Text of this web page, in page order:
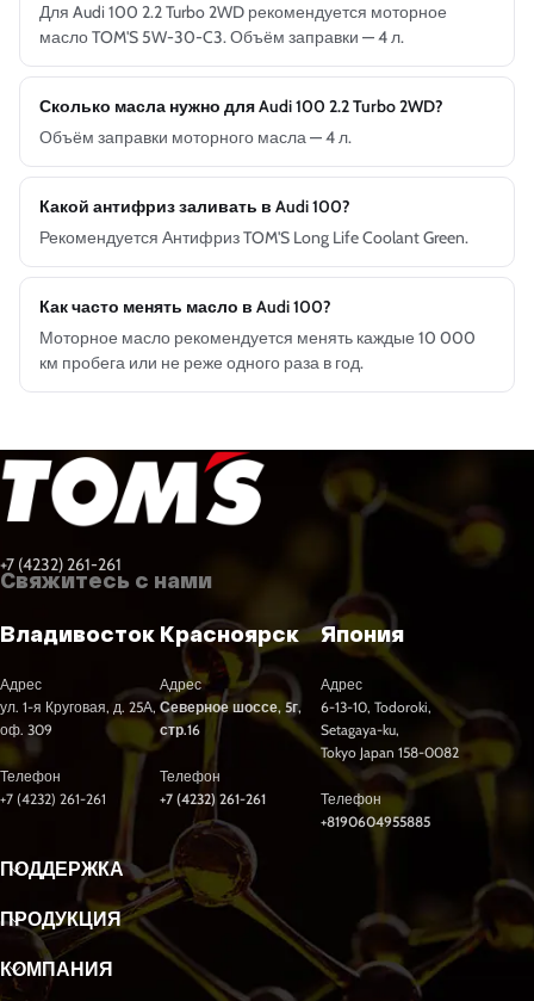
Для Audi 100 2.2 Turbo 2WD рекомендуется моторное
масло TOM'S 5W-30-C3. Объём заправки — 4 л.
Сколько масла нужно для Audi 100 2.2 Turbo 2WD?
Объём заправки моторного масла — 4 л.
Какой антифриз заливать в Audi 100?
Рекомендуется Антифриз TOM'S Long Life Coolant Green.
Как часто менять масло в Audi 100?
Моторное масло рекомендуется менять каждые 10 000
км пробега или не реже одного раза в год.
+7 (4232) 261-261
Свяжитесь с нами
Владивосток
Адрес
ул. 1-я Круговая, д. 25А,
оф. 309
Телефон
+7 (4232) 261-261
Красноярск
Адрес
Северное шоссе, 5г,
стр.16
Телефон
+7 (4232) 261-261
Япония
Адрес
6-13-10, Todoroki,
Setagaya-ku,
Tokyo Japan 158-0082
Телефон
+8190604955885
ПОДДЕРЖКА
ПРОДУКЦИЯ
КОМПАНИЯ